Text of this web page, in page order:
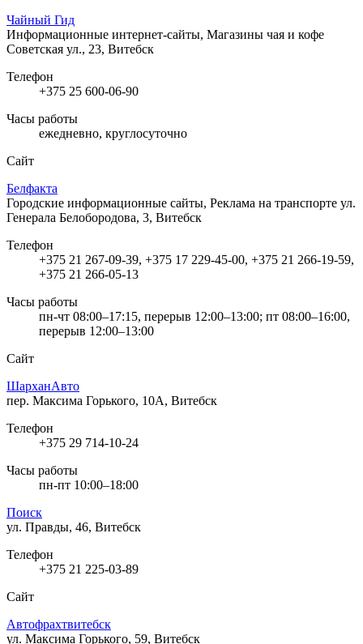
Чайный Гид
Информационные интернет-сайты, Магазины чая и кофе
Советская ул., 23, Витебск
Телефон
+375 25 600-06-90
Часы работы
ежедневно, круглосуточно
Сайт
Белфакта
Городские информационные сайты, Реклама на транспорте ул.
Генерала Белобородова, 3, Витебск
Телефон
+375 21 267-09-39, +375 17 229-45-00, +375 21 266-19-59,
+375 21 266-05-13
Часы работы
пн-чт 08:00–17:15, перерыв 12:00–13:00; пт 08:00–16:00,
перерыв 12:00–13:00
Сайт
ШарханАвто
пер. Максима Горького, 10А, Витебск
Телефон
+375 29 714-10-24
Часы работы
пн-пт 10:00–18:00
Поиск
ул. Правды, 46, Витебск
Телефон
+375 21 225-03-89
Сайт
Автофрахтвитебск
ул. Максима Горького, 59, Витебск